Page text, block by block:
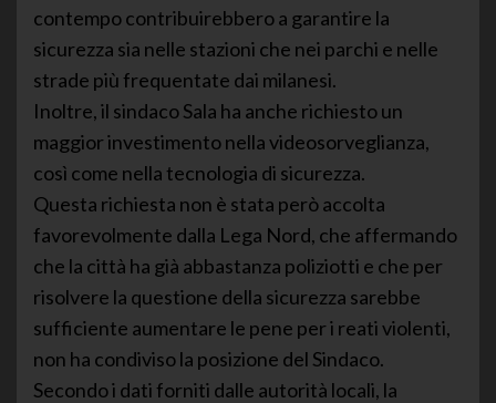
contempo contribuirebbero a garantire la
sicurezza sia nelle stazioni che nei parchi e nelle
strade più frequentate dai milanesi.
Inoltre, il sindaco Sala ha anche richiesto un
maggior investimento nella videosorveglianza,
così come nella tecnologia di sicurezza.
Questa richiesta non è stata però accolta
favorevolmente dalla Lega Nord, che affermando
che la città ha già abbastanza poliziotti e che per
risolvere la questione della sicurezza sarebbe
sufficiente aumentare le pene per i reati violenti,
non ha condiviso la posizione del Sindaco.
Secondo i dati forniti dalle autorità locali, la